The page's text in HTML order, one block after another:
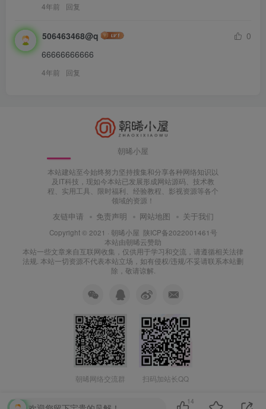
4年前 回复
506463468@q
0
66666666666
4年前 回复
朝晞小屋
本站建站至今始终努力坚持搜集和分享各种网络知识以
及IT科技，现如今本站已发展形成网站源码、技术教
程、实用工具、限时福利、经验教程、影视资源等各个
领域的资源！
友链申请 免责声明 网站地图 关于我们
Copyright © 2021 · 朝晞小屋 陕ICP备2022001461号
本站由朝晞云赞助
本站一些文章来自互联网收集，仅供用于学习和交流，请遵循相关法律
法规. 本站一切资源不代表本站立场，如有侵权/违规/不妥请联系本站删
除，敬请谅解.
朝晞网络交流群 扫码加站长QQ
14